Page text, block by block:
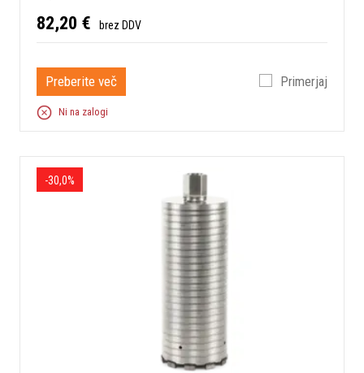
82,20 € brez DDV
Preberite več Primerjaj
Ni na zalogi
-30,0%